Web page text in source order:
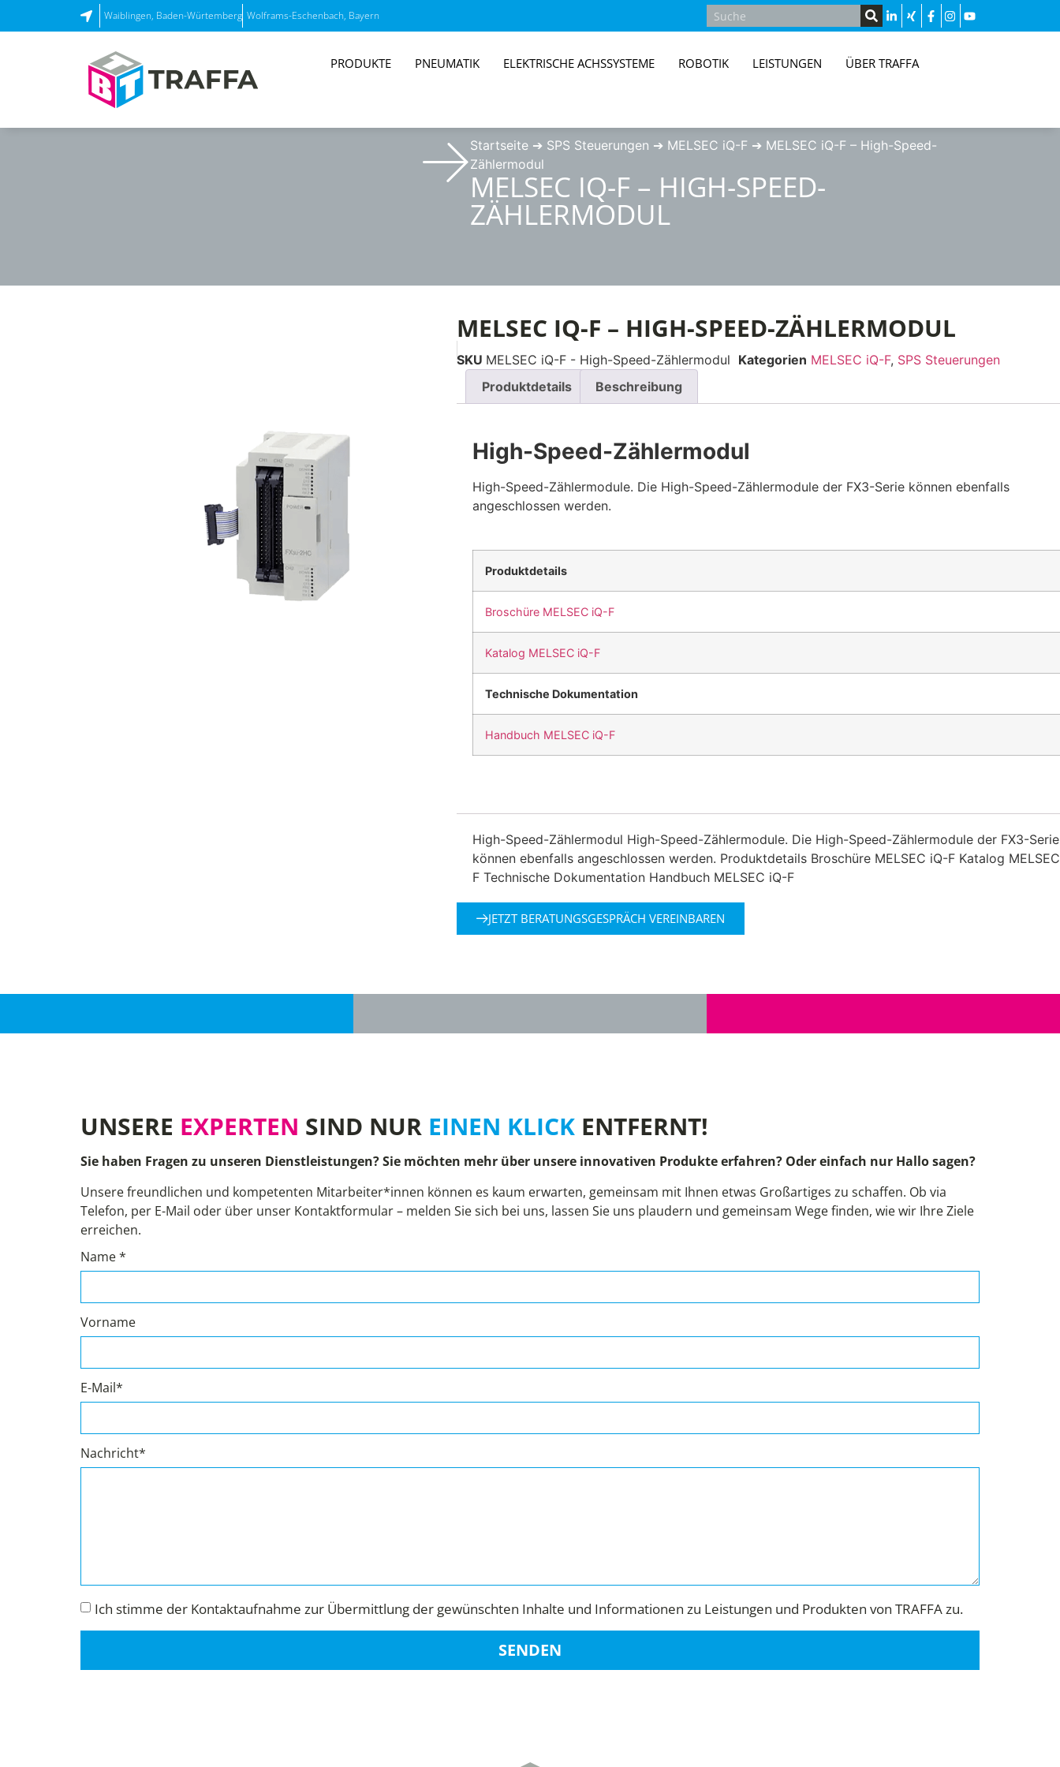
Waiblingen, Baden-Würtemberg Wolframs-Eschenbach, Bayern
PRODUKTE PNEUMATIK ELEKTRISCHE ACHSSYSTEME ROBOTIK LEISTUNGEN ÜBER TRAFFA
Startseite➔ SPS Steuerungen ➔ MELSEC iQ-F ➔ MELSEC iQ-F – High-Speed-
Zählermodul
MELSEC IQ-F – HIGH-SPEED-
ZÄHLERMODUL
MELSEC IQ-F – HIGH-SPEED-ZÄHLERMODUL
SKU MELSEC iQ-F - High-Speed-Zählermodul Kategorien MELSEC iQ-F, SPS Steuerungen
Produktdetails
Beschreibung
High-Speed-Zählermodul
High-Speed-Zählermodule. Die High-Speed-Zählermodule der FX3-Serie können ebenfalls
angeschlossen werden.
Produktdetails
Broschüre MELSEC iQ-F
Katalog MELSEC iQ-F
Technische Dokumentation
Handbuch MELSEC iQ-F
High-Speed-Zählermodul High-Speed-Zählermodule. Die High-Speed-Zählermodule der FX3-Serie
können ebenfalls angeschlossen werden. Produktdetails Broschüre MELSEC iQ-F Katalog
F Technische Dokumentation Handbuch MELSEC iQ-F
JETZT BERATUNGSGESPRÄCH VEREINBAREN
UNSERE EXPERTEN SIND NUR EINEN KLICK ENTFERNT!
Sie haben Fragen zu unseren Dienstleistungen? Sie möchten mehr über unsere innovativen Produkte erfahren? Oder einfach nur Hallo sagen?
Unsere freundlichen und kompetenten Mitarbeiter*innen können es kaum erwarten, gemeinsam mit Ihnen etwas Großartiges zu schaffen. Ob via
Telefon, per E-Mail oder über unser Kontaktformular – melden Sie sich bei uns, lassen Sie uns plaudern und gemeinsam Wege finden, wie wir Ihre Ziele
erreichen.
Name *
Vorname
E-Mail*
Nachricht*
Ich stimme der Kontaktaufnahme zur Übermittlung der gewünschten Inhalte und Informationen zu Leistungen und Produkten von TRAFFA zu.
SENDEN